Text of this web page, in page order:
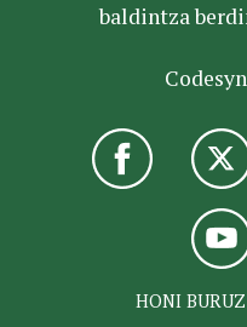
baldintza
HONI BURUZ